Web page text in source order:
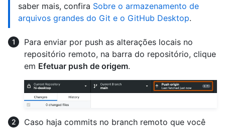
saber mais, confira Sobre o armazenamento de
arquivos grandes do Git e o GitHub Desktop.
Para enviar por push as alterações locais no
repositório remoto, na barra do repositório, clique
em Efetuar push de origem.
Caso haja commits no branch remoto que você